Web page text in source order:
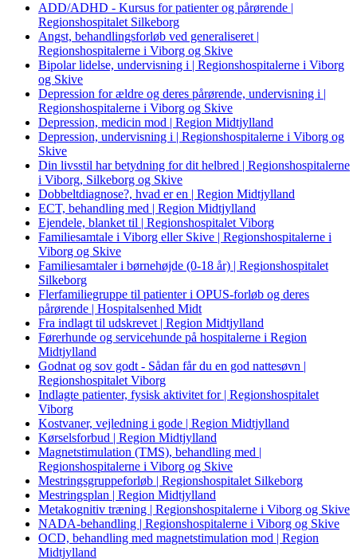
ADD/ADHD - Kursus for patienter og pårørende |
Regionshospitalet Silkeborg
Angst, behandlingsforløb ved generaliseret |
Regionshospitalerne i Viborg og Skive
Bipolar lidelse, undervisning i | Regionshospitalerne i Viborg
og Skive
Depression for ældre og deres pårørende, undervisning i |
Regionshospitalerne i Viborg og Skive
Depression, medicin mod | Region Midtjylland
Depression, undervisning i | Regionshospitalerne i Viborg og
Skive
Din livsstil har betydning for dit helbred | Regionshospitalerne
i Viborg, Silkeborg og Skive
Dobbeltdiagnose?, hvad er en | Region Midtjylland
ECT, behandling med | Region Midtjylland
Ejendele, blanket til | Regionshospitalet Viborg
Familiesamtale i Viborg eller Skive | Regionshospitalerne i
Viborg og Skive
Familiesamtaler i børnehøjde (0-18 år) | Regionshospitalet
Silkeborg
Flerfamiliegruppe til patienter i OPUS-forløb og deres
pårørende | Hospitalsenhed Midt
Fra indlagt til udskrevet | Region Midtjylland
Førerhunde og servicehunde på hospitalerne i Region
Midtjylland
Godnat og sov godt - Sådan får du en god nattesøvn |
Regionshospitalet Viborg
Indlagte patienter, fysisk aktivitet for | Regionshospitalet
Viborg
Kostvaner, vejledning i gode | Region Midtjylland
Kørselsforbud | Region Midtjylland
Magnetstimulation (TMS), behandling med |
Regionshospitalerne i Viborg og Skive
Mestringsgruppeforløb | Regionshospitalet Silkeborg
Mestringsplan | Region Midtjylland
Metakognitiv træning | Regionshospitalerne i Viborg og Skive
NADA-behandling | Regionshospitalerne i Viborg og Skive
OCD, behandling med magnetstimulation mod | Region
Midtjylland